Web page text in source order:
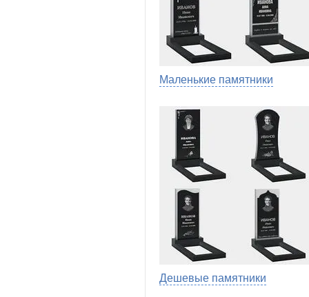
Маленькие памятники
Дешевые памятники